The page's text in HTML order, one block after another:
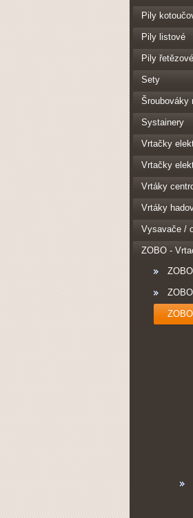
Pily
Pily listové
Pily
Sety
Šroubováky
Systainery
Vrtačky
Vrtačky
Vrtáky
Vrtáky
Vysavače /
ZOBO -